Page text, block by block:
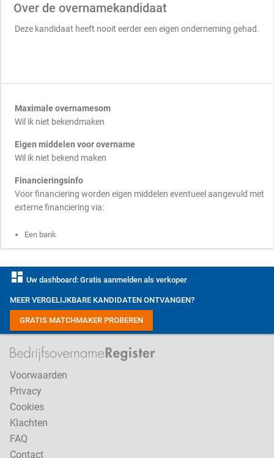
Over de overnamekandidaat
Deze kandidaat heeft nooit eerder een eigen onderneming gehad.
Maximale overnamesom
Wil ik niet bekendmaken
Eigen middelen voor overname
Wil ik niet bekend maken
Financieringsinfo
Voor financiering worden eigen middelen eventueel aangevuld met
externe financiering via:
Een bank
dashboard Uw dashboard: Gratis aanmelden als verkoper
MEER VERGELIJKBARE KANDIDATEN ONTVANGEN?
GRATIS MATCHMAKER PROBEREN
Voorwaarden
Privacy
Cookies
Klachten
FAQ
Contact